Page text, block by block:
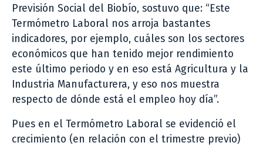
Previsión Social del Biobío, sostuvo que: “Este
Termómetro Laboral nos arroja bastantes
indicadores, por ejemplo, cuáles son los sectores
económicos que han tenido mejor rendimiento
este último periodo y en eso está Agricultura y la
Industria Manufacturera, y eso nos muestra
respecto de dónde está el empleo hoy día”.
Pues en el Termómetro Laboral se evidenció el
crecimiento (en relación con el trimestre previo)